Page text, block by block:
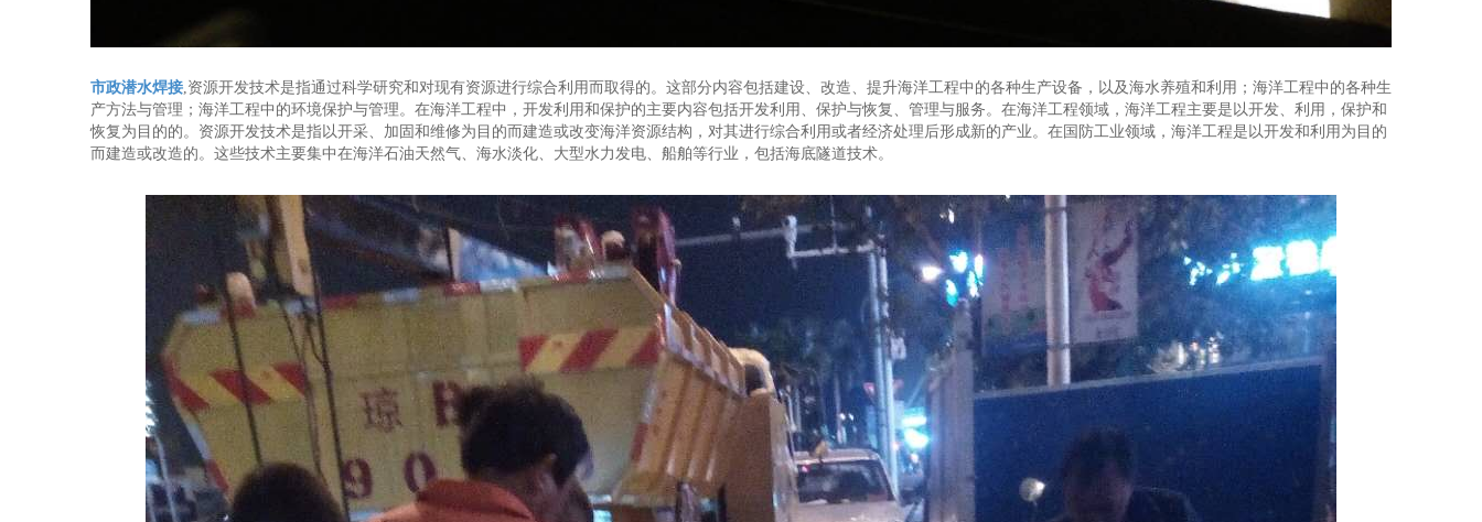
市政潜水焊接,资源开发技术是指通过科学研究和对现有资源进行综合利用而取得的。这部分内容包括建设、改造、提升海洋工程中的各种生产设备，以及海水养殖和利用；海洋工程中的各种生
产方法与管理；海洋工程中的环境保护与管理。在海洋工程中，开发利用和保护的主要内容包括开发利用、保护与恢复、管理与服务。在海洋工程领域，海洋工程主要是以开发、利用，保护和
恢复为目的的。资源开发技术是指以开采、加固和维修为目的而建造或改变海洋资源结构，对其进行综合利用或者经济处理后形成新的产业。在国防工业领域，海洋工程是以开发和利用为目的
而建造或改造的。这些技术主要集中在海洋石油天然气、海水淡化、大型水力发电、船舶等行业，包括海底隧道技术。